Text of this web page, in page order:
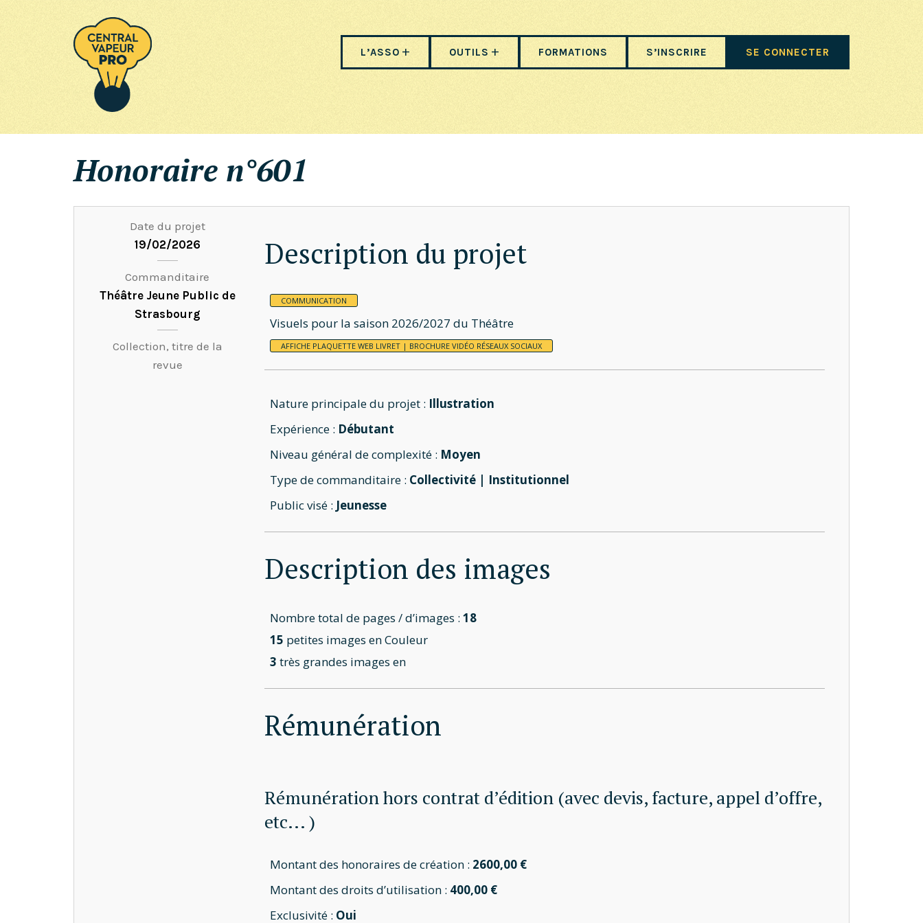
L’ASSO OUTILS FORMATIONS S’INSCRIRE SE CONNECTER
Honoraire n°601
Date du projet
19/02/2026
Commanditaire
Théâtre Jeune Public de
Strasbourg
Collection, titre de la
revue
Description du projet
COMMUNICATION
Visuels pour la saison 2026/2027 du Théâtre
AFFICHE PLAQUETTE WEB LIVRET | BROCHURE VIDÉO RÉSEAUX SOCIAUX
Nature principale du projet : Illustration
Expérience : Débutant
Niveau général de complexité : Moyen
Type de commanditaire : Collectivité | Institutionnel
Public visé : Jeunesse
Description des images
Nombre total de pages / d’images : 18
15 petites images en Couleur
3 très grandes images en
Rémunération
Rémunération hors contrat d’édition (avec devis, facture, appel d’offre,
etc... )
Montant des honoraires de création : 2600,00 €
Montant des droits d’utilisation : 400,00 €
Exclusivité : Oui